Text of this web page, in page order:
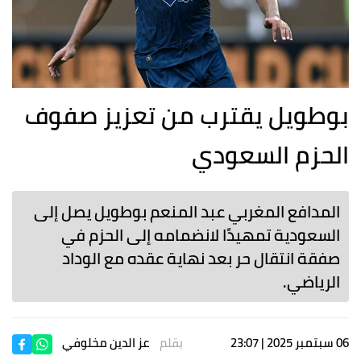
بوطويل يقترب من تعزيز صفوف
الحزم السعودي
المدافع المغربي عبد المنعم بوطويل يصل إلى
السعودية تمهيدًا لانضمامه إلى الحزم في
صفقة انتقال حر بعد نهاية عقده مع الوداد
الرياضي.
06 سبتمبر 2025 | 23:07 بقلم عز الدين مخلوفي